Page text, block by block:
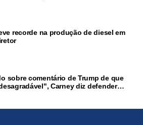
recorde na produção de diesel em
sobre comentário de Trump de que
Carney diz defender